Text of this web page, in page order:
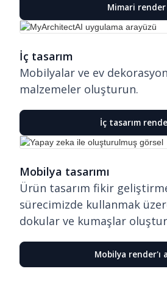
Mimari render
İç tasarım
Mobilyalar ve ev
malzemeler oluşturun.
İç tasarım
Mobilya tasarımı
Ürün tasarım fikir
sürecimizde kullanmak
dokular ve kumaşlar
Mobilya render'ı